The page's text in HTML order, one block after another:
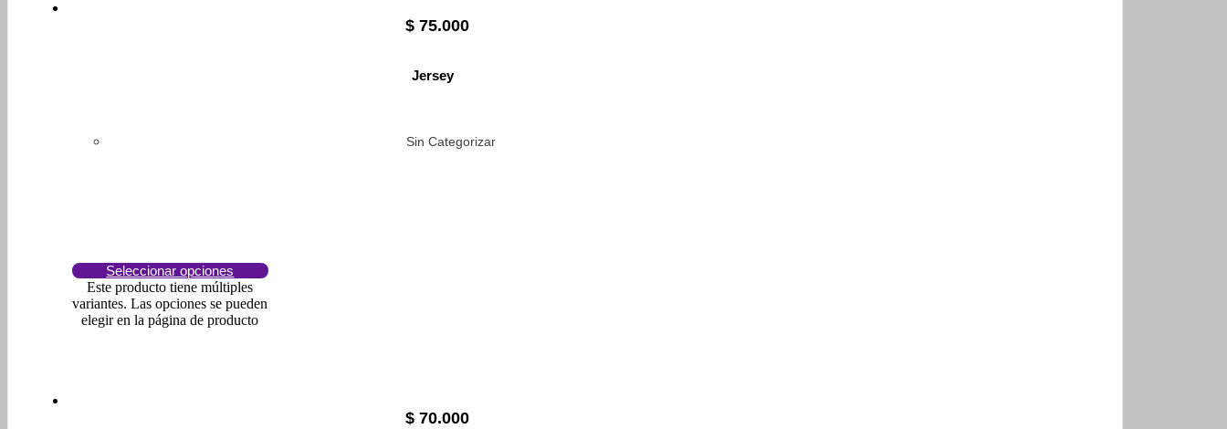
$ 75.000
Jersey
Sin Categorizar
Seleccionar opciones
Este producto tiene múltiples
variantes. Las opciones se pueden
elegir en la página de producto
$ 70.000